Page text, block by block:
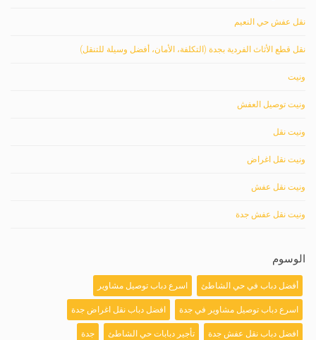
نقل عفش حي النعيم
نقل قطع الأثاث الفردية بجدة (التكلفة، الأمان، أفضل وسيلة للتنقل)
ونيت
ونيت توصيل العفش
ونيت نقل
ونيت نقل اغراض
ونيت نقل عفش
ونيت نقل عفش جدة
الوسوم
أفضل دباب في حي الشاطئ اسرع دباب توصيل مشاوير
اسرع دباب توصيل مشاوير في جدة افضل دباب نقل اغراض جدة
افضل دباب نقل عفش جدة تأجير دبابات حي الشاطئ جدة